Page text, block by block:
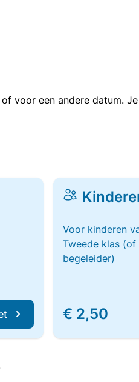
voor een andere datum.
Voor kinderen
Tweede klas
begeleider)
€ 2,50